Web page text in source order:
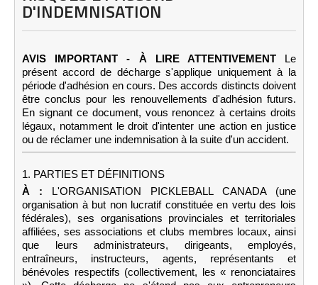
D'INDEMNISATION
AVIS IMPORTANT - À LIRE ATTENTIVEMENT
Le
présent accord de décharge s'applique uniquement à la
période d'adhésion en cours. Des accords distincts doivent
être conclus pour les renouvellements d'adhésion futurs.
En signant ce document, vous renoncez à certains droits
légaux, notamment le droit d'intenter une action en justice
ou de réclamer une indemnisation à la suite d'un accident.
1. PARTIES ET DÉFINITIONS
À :
L'ORGANISATION PICKLEBALL CANADA (une
organisation à but non lucratif constituée en vertu des lois
fédérales), ses organisations provinciales et territoriales
affiliées, ses associations et clubs membres locaux, ainsi
que leurs administrateurs, dirigeants, employés,
entraîneurs, instructeurs, agents, représentants et
bénévoles respectifs (collectivement, les « renonciataires